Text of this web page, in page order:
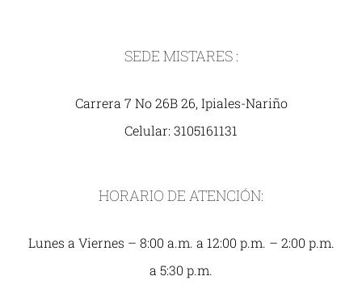
SEDE MISTARES :
Carrera 7 No 26B 26, Ipiales-Nariño
Celular: 3105161131
HORARIO DE ATENCIÓN:
Lunes a Viernes – 8:00 a.m. a 12:00 p.m. – 2:00 p.m.
a 5:30 p.m.